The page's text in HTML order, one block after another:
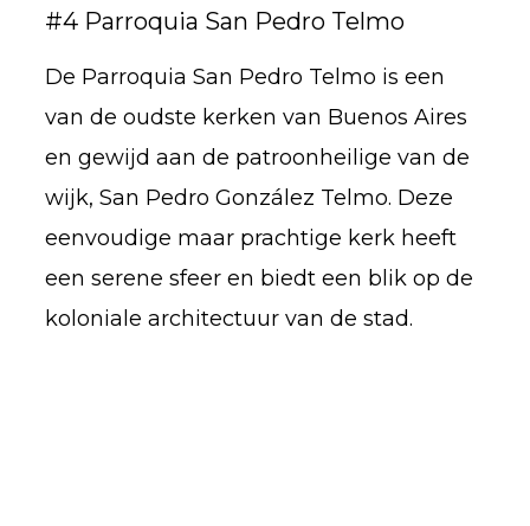
#4 Parroquia San Pedro Telmo
De Parroquia San Pedro Telmo is een
van de oudste kerken van Buenos Aires
en gewijd aan de patroonheilige van de
wijk, San Pedro González Telmo. Deze
eenvoudige maar prachtige kerk heeft
een serene sfeer en biedt een blik op de
koloniale architectuur van de stad.